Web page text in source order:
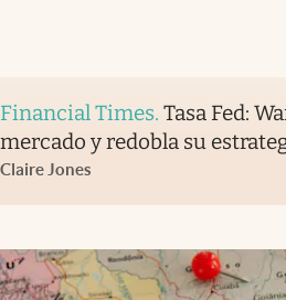
Financial Times. Tasa Fed:
mercado y redobla su
Claire Jones